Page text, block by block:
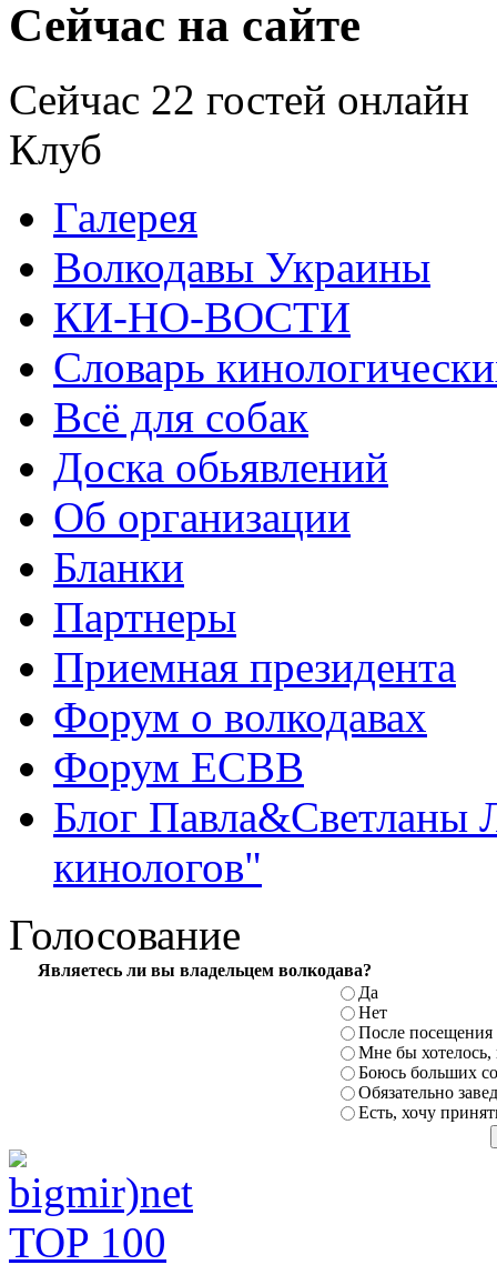
Сейчас на сайте
Сейчас 22 гостей онлайн
Клуб
Галерея
Волкодавы Украины
КИ-НО-ВОСТИ
Словарь
Всё для собак
Доска обьявлений
Об организации
Бланки
Партнеры
Приемная президента
Форум о волкодавах
Форум ЕСВВ
Блог Павла&Светланы
кинологов"
Голосование
Являетесь ли вы владельцем волкодава?
Да
Нет
После посещения
Мне бы
Боюсь больших
Обязательно
Есть, хочу